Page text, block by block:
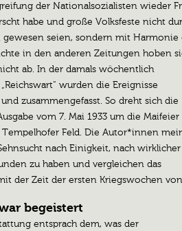
der Nationalsozialisten wieder
habe und große Volksfeste nicht
gewesen seien, sondern mit Harmonie
in den anderen Zeitungen hoben
ab. In der damals wöchentlich
wurden die Ereignisse
zusammengefasst. So dreht sich die
vom 7. Mai 1933 um die Maifeier
Tempelhofer Feld. Die Autor*innen
nach Einigkeit, nach wirklicher
zu haben und vergleichen das
der Zeit der ersten Kriegswochen
begeistert
entsprach dem, was der